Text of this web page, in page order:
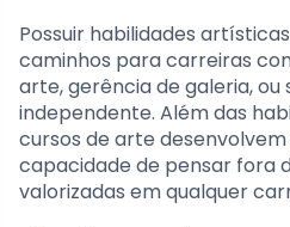
Possuir habilidades
caminhos para carreiras
arte, gerência de galeria,
independente. Além das
cursos de arte
capacidade de pensar fora
valorizadas em qualquer